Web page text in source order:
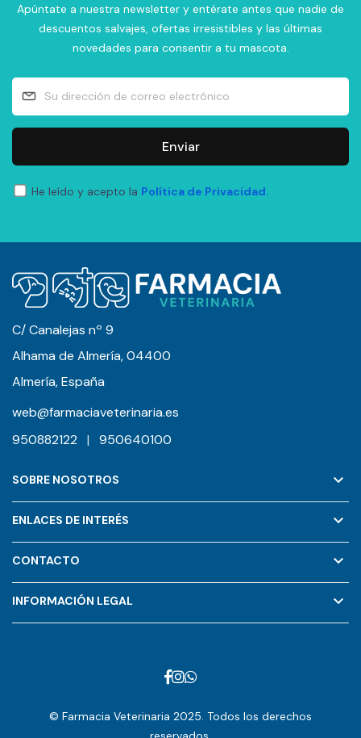
Apúntate a nuestra newsletter y entérate antes que nadie de
descuentos salvajes, ofertas irresistibles y las últimas
novedades para consentir a tu mascota.
Enviar
He leído y acepto la Política de Privacidad.
C/ Canalejas nº 9
Alhama de Almería, 04400
Almería, España
web@farmaciaveterinaria.es
950882122
| 950640100
SOBRE NOSOTROS keyboard_arrow_down
ENLACES DE INTERÉS keyboard_arrow_down
CONTACTO keyboard_arrow_down
INFORMACIÓN LEGAL keyboard_arrow_down
© Farmacia Veterinaria 2025. Todos los derechos